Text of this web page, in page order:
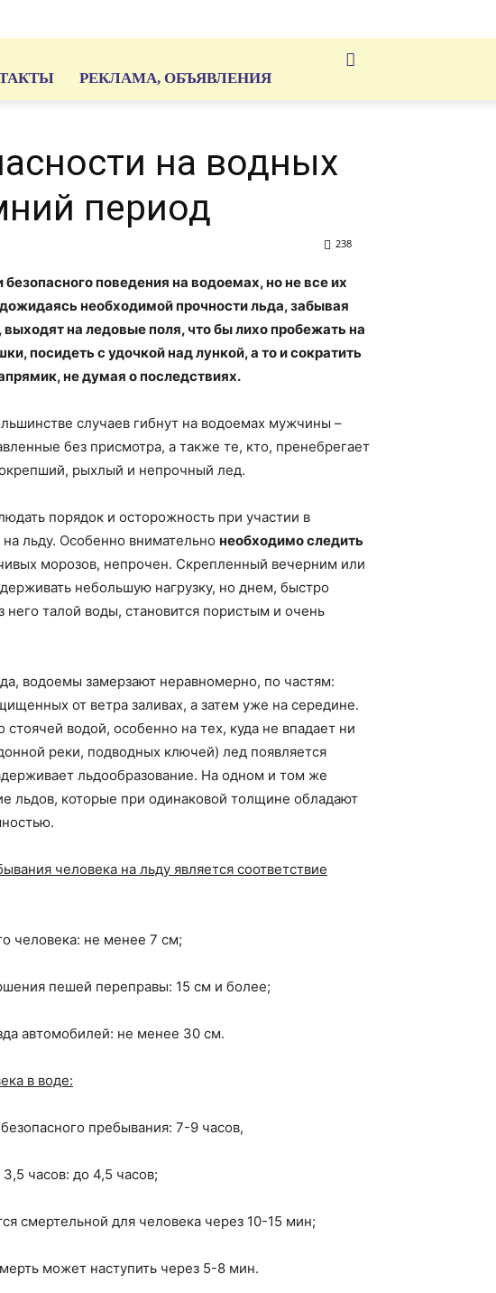
РЕКЛАМА, ОБЪЯВЛЕНИЯ
на водных
период
238
поведения на водоемах, но не все их
необходимой прочности льда, забывая
на ледовые поля, что бы лихо пробежать на
посидеть с удочкой над лункой, а то и сократить
не думая о последствиях.
случаев гибнут на водоемах мужчины –
без присмотра, а также те, кто, пренебрегает
рыхлый и непрочный лед.
порядок и осторожность при участии в
льду. Особенно внимательно необходимо следить
морозов, непрочен. Скрепленный вечерним или
небольшую нагрузку, но днем, быстро
него талой воды, становится пористым и очень
водоемы замерзают неравномерно, по частям:
от ветра заливах, а затем уже на середине.
стоячей водой, особенно на тех, куда не впадает ни
реки, подводных ключей) лед появляется
льдообразование. На одном и том же
льдов, которые при одинаковой толщине обладают
человека на льду является соответствие
человека: не менее 7 см;
пешей переправы: 15 см и более;
автомобилей: не менее 30 см.
в воде:
пребывания: 7-9 часов,
часов: до 4,5 часов;
смертельной для человека через 10-15 мин;
может наступить через 5-8 мин.